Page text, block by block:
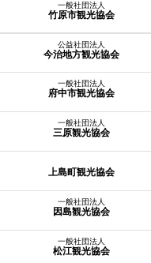
一般社団法人
竹原市観光協会
公益社団法人
今治地方観光協会
一般社団法人
府中市観光協会
一般社団法人
三原観光協会
上島町観光協会
一般社団法人
因島観光協会
一般社団法人
松江観光協会